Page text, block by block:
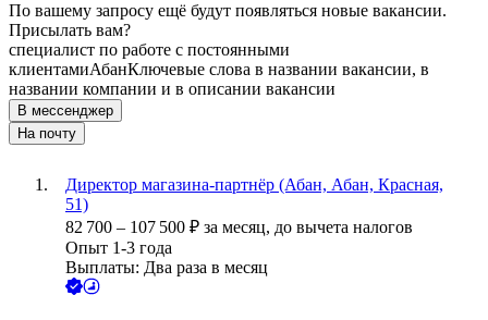
По вашему запросу ещё будут появляться новые вакансии.
Присылать вам?
специалист по работе с постоянными
клиентамиАбанКлючевые слова в названии вакансии, в
названии компании и в описании вакансии
В мессенджер
На почту
Директор магазина-партнёр (Абан, Абан, Красная,
51)
82 700 – 107 500 ₽ за месяц, до вычета налогов
Опыт 1-3 года
Выплаты: Два раза в месяц